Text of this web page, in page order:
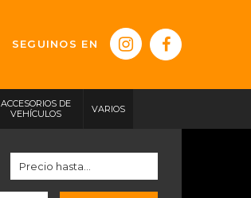
SEGUINOS EN
ACCESORIOS DE
VEHÍCULOS
VARIOS